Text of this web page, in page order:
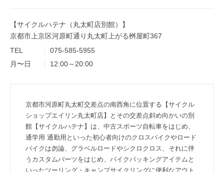
【サイクルハテナ（丸太町店別館）】
京都市上京区河原町通り丸太町上がる桝屋町367
TEL
075-585-5955
月〜日
12:00～20:00
京都市河原町丸太町交差点の南西角に位置する【サイクル
ショップエイリン丸太町店】とその交差点斜め向かいの別
館【サイクルハテナ】は、中古スポーツ自転車をはじめ、
通学用 通勤用といった初心者向けのクロスバイクやロード
バイクは勿論、グラベルロードやシクロクロス、それに伴
うカスタムパーツをはじめ、バイクパッキングアイテムと
いったツーリング・キャンプサイクリングに便利なアウト